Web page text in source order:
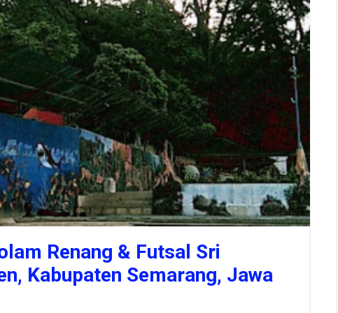
Renang & Futsal Sri
Kabupaten Semarang, Jawa